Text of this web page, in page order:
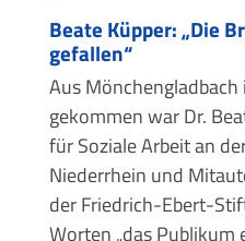
Beate Küpper: „Die
gefallen“
Aus
gekommen war Dr.
für Soziale Arbeit an
Niederrhein und
der Friedrich-Ebert-
Worten „das Publikum